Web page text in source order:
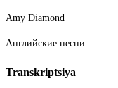
Amy Diamond
Английские песни
Transkriptsiya